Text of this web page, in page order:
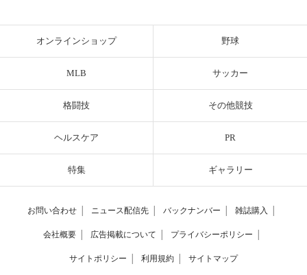
オンラインショップ 野球
MLB サッカー
格闘技 その他競技
ヘルスケア PR
特集 ギャラリー
お問い合わせ ニュース配信先 バックナンバー 雑誌購入
会社概要 広告掲載について プライバシーポリシー
サイトポリシー 利用規約 サイトマップ